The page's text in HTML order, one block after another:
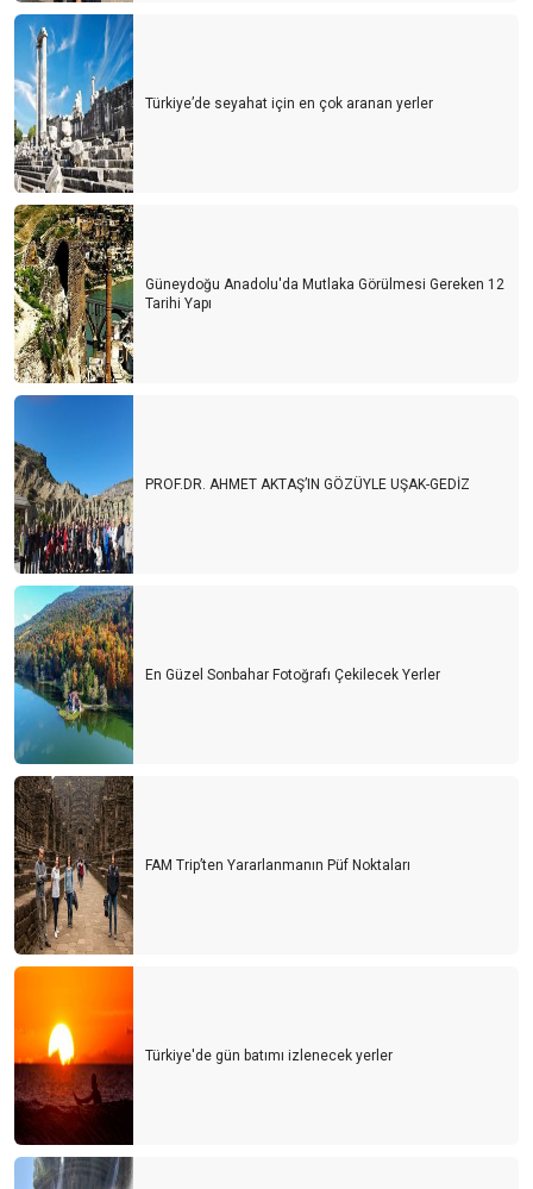
Türkiye’de seyahat için en çok aranan yerler
Güneydoğu Anadolu'da Mutlaka Görülmesi Gereken 12
Tarihi Yapı
PROF.DR. AHMET AKTAŞ’IN GÖZÜYLE UŞAK-GEDİZ
En Güzel Sonbahar Fotoğrafı Çekilecek Yerler
FAM Trip’ten Yararlanmanın Püf Noktaları
Türkiye'de gün batımı izlenecek yerler